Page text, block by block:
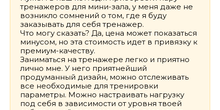
тренажеров для мини-зала, у меня даже не
возникло сомнений о том, где я буду
заказывать для себя тренажер.
Что могу сказать? Да, цена может показаться
минусом, но эта стоимость идет в привязку к
премиум-качеству.
Заниматься на тренажере легко и приятно
лично мне. У него приятнейший
продуманный дизайн, можно отслеживать
все необходимые для тренировки
параметры. Можно настраивать нагрузку
под себя в зависимости от уровня твоей